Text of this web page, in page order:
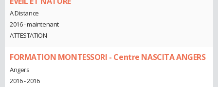
A Distance
2016 - maintenant
ATTESTATION
FORMATION MONTESSORI - Centre NASCITA ANGERS
Angers
2016 - 2016